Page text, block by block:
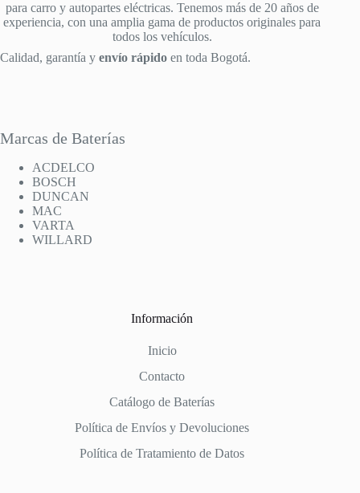
para carro y autopartes eléctricas. Tenemos más de 20 años de
experiencia, con una amplia gama de productos originales para
todos los vehículos.
Calidad, garantía y envío rápido en toda Bogotá.
Marcas de Baterías
ACDELCO
BOSCH
DUNCAN
MAC
VARTA
WILLARD
Información
Inicio
Contacto
Catálogo de Baterías
Política de Envíos y Devoluciones
Política de Tratamiento de Datos